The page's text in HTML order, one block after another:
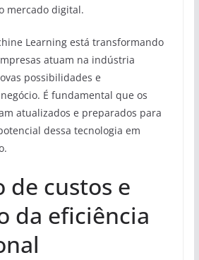
mercado digital.
Learning está transformando
atuam na indústria
possibilidades e
É fundamental que os
atualizados e preparados para
dessa tecnologia em
de custos e
da eficiência